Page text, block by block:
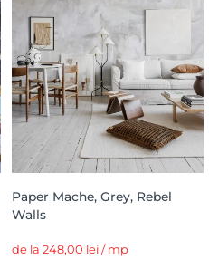
Paper Mache, Grey, Rebel
Walls
de la 248,00 lei / mp